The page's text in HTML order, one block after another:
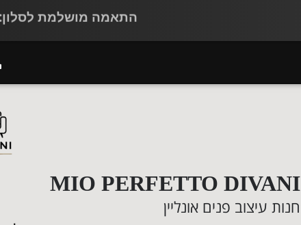
​​​​​​​
MIO PERFETTO DIVANI
חנות עיצוב פנים אונליין